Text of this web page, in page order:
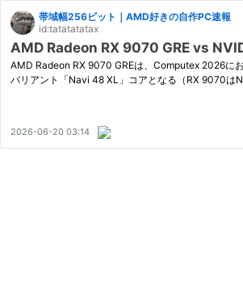
帯域幅256ビット｜AMD好きの自作PC速報
id:tatatatatax
AMD Radeon RX 9070 GRE vs
AMD Radeon RX 9070 GREは、Computex 2026に
バリアント「Navi 48 XL」コアとなる（RX 9070
2026-06-20 03:14